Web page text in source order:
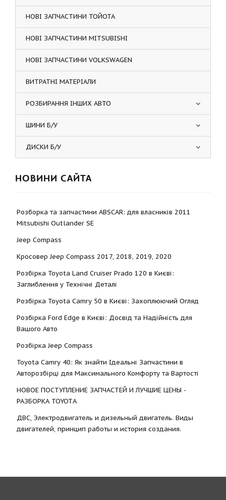
НОВІ ЗАПЧАСТИНИ ТОЙОТА
НОВІ ЗАПЧАСТИНИ MITSUBISHI
НОВІ ЗАПЧАСТИНИ VOLKSWAGEN
ВИТРАТНІ МАТЕРІАЛИ
РОЗБИРАННЯ ІНШИХ АВТО
ШИНИ Б/У
ДИСКИ Б/У
НОВИНИ САЙТА
Розборка та запчастини ABSCAR: для власників 2011
Mitsubishi Outlander SE
Jeep Compass
Кросовер Jeep Compass 2017, 2018, 2019, 2020
Розбірка Toyota Land Cruiser Prado 120 в Києві:
Заглиблення у Технічні Деталі
Розбірка Toyota Camry 50 в Києві: Захоплюючий Огляд
Розбірка Ford Edge в Києві: Досвід та Надійність для
Вашого Авто
Розбірка Jeep Compass
Toyota Camry 40: Як знайти Ідеальні Запчастини в
Авторозбірці для Максимального Комфорту та Вартості
НОВОЕ ПОСТУПЛЕНИЕ ЗАПЧАСТЕЙ И ЛУЧШИЕ ЦЕНЫ -
РАЗБОРКА TOYOTА
ДВС, Электродвигатель и дизельный двигатель. Виды
двигателей, принцип работы и история создания.